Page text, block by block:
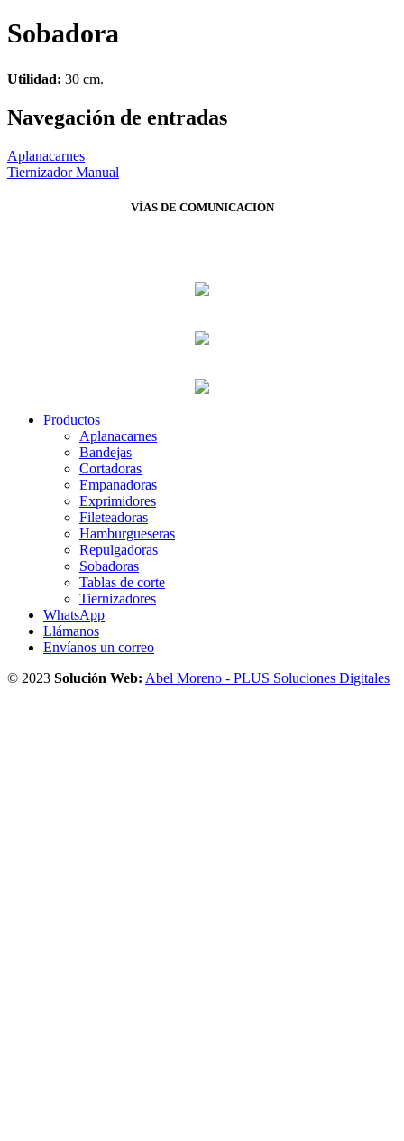
Sobadora
Utilidad: 30 cm.
Navegación de entradas
Aplanacarnes
Tiernizador Manual
VÍAS DE COMUNICACIÓN
Productos
Aplanacarnes
Bandejas
Cortadoras
Empanadoras
Exprimidores
Fileteadoras
Hamburgueseras
Repulgadoras
Sobadoras
Tablas de corte
Tiernizadores
WhatsApp
Llámanos
Envíanos un correo
© 2023 Solución Web: Abel Moreno - PLUS Soluciones Digitales